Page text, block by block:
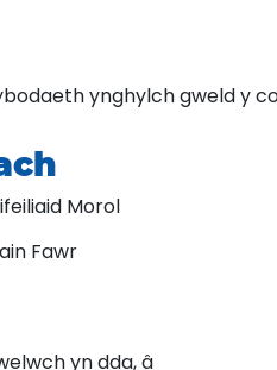
ynghylch gweld y
Morol
Fawr
yn dda, â